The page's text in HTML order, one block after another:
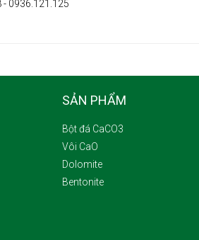
- 0936.121.125
SẢN PHẨM
Bột đá CaCO3
Vôi CaO
Dolomite
Bentonite